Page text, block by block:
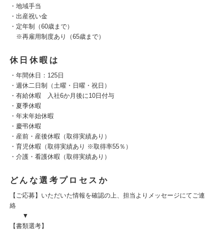
・地域手当
・出産祝い金
・定年制（60歳まで）
※再雇用制度あり（65歳まで）
休日休暇は
・年間休日：125日
・週休二日制（土曜・日曜・祝日）
・有給休暇 入社6か月後に10日付与
・夏季休暇
・年末年始休暇
・慶弔休暇
・産前・産後休暇（取得実績あり）
・育児休暇（取得実績あり ※取得率55％）
・介護・看護休暇（取得実績あり）
どんな選考プロセスか
【ご応募】いただいた情報を確認の上、担当よりメッセージにてご連
絡
▼
【書類選考】